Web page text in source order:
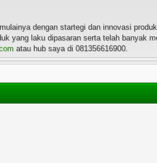
dengan startegi dan innovasi
yang laku dipasaran serta telah banyak
atau hub saya di 081356616900.